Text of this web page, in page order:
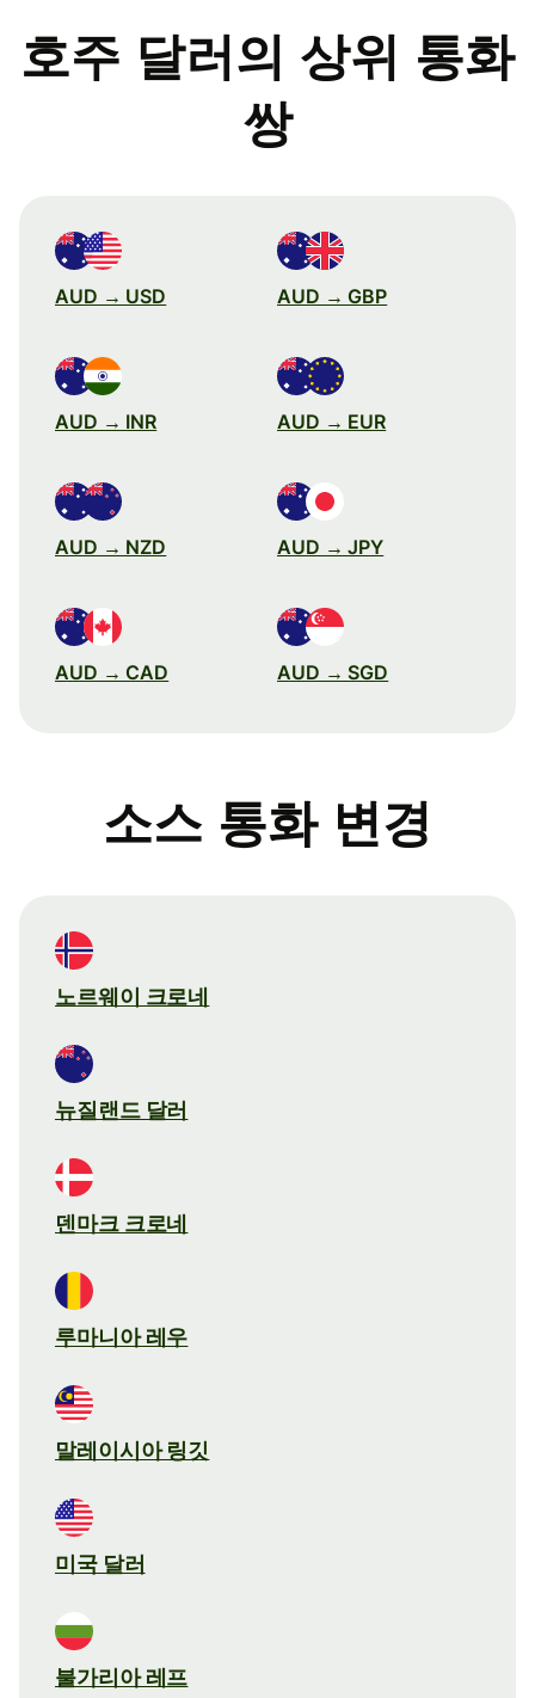
호주 달러의 상위 통화
쌍
AUD → USD AUD → GBP
AUD → INR AUD → EUR
AUD → NZD AUD → JPY
AUD → CAD AUD → SGD
소스 통화 변경
노르웨이 크로네
뉴질랜드 달러
덴마크 크로네
루마니아 레우
말레이시아 링깃
미국 달러
불가리아 레프